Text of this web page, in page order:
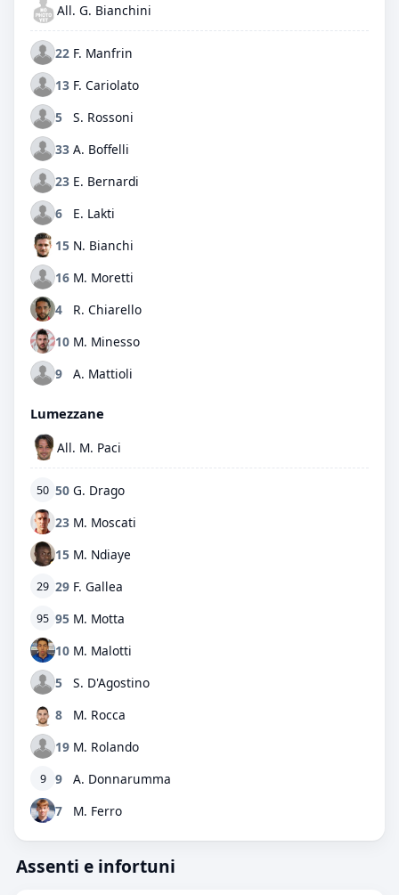
All. G. Bianchini
22 F. Manfrin
13 F. Cariolato
5
S. Rossoni
33 A. Boffelli
23 E. Bernardi
6
E. Lakti
15 N. Bianchi
16 M. Moretti
4
R. Chiarello
10 M. Minesso
9
A. Mattioli
Lumezzane
All. M. Paci
50 50 G. Drago
23 M. Moscati
15 M. Ndiaye
29 29 F. Gallea
95 95 M. Motta
10 M. Malotti
5
S. D'Agostino
8
M. Rocca
19 M. Rolando
9 9
A. Donnarumma
7
M. Ferro
Assenti e infortuni